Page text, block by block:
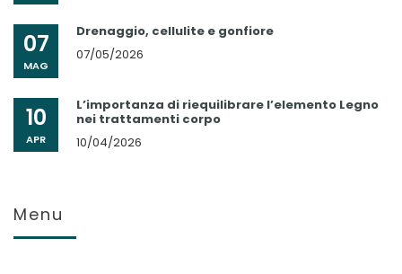
07
MAG
Drenaggio, cellulite e gonfiore
07/05/2026
10
APR
L’importanza di riequilibrare l’elemento Legno
nei trattamenti corpo
10/04/2026
Menu